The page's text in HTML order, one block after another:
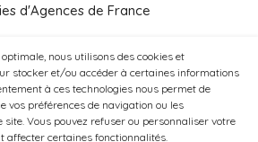
d'Agences de France
nous utilisons des cookies et
stocker et/ou accéder à certaines informations
à ces technologies nous permet de
vos préférences de navigation ou les
Vous pouvez refuser ou personnaliser votre
affecter certaines fonctionnalités.